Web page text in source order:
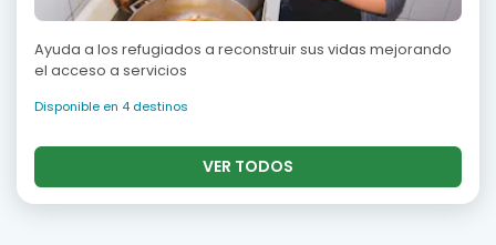
Ayuda a los refugiados a reconstruir sus vidas mejorando
el acceso a servicios
Disponible en 4 destinos
VER TODOS